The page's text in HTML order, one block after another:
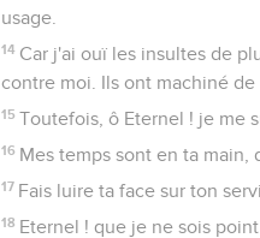
usage.
14 Car j'ai ouï les insultes de
contre moi. Ils ont machiné de
15 Toutefois, ô Eternel ! je me
16 Mes temps sont en ta main,
17 Fais luire ta face sur ton
18 Eternel ! que je ne sois